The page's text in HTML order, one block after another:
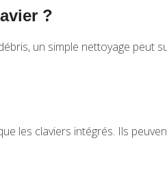
?
un simple nettoyage peut
les claviers intégrés. Ils